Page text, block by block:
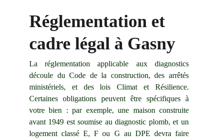
Réglementation et
cadre légal à Gasny
La réglementation applicable aux diagnostics
découle du Code de la construction, des arrêtés
ministériels, et des lois Climat et Résilience.
Certaines obligations peuvent être spécifiques à
votre bien : par exemple, une maison construite
avant 1949 est soumise au diagnostic plomb, et un
logement classé E, F ou G au DPE devra faire